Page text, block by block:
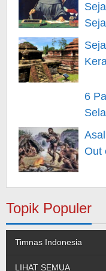
6
Out
Topik Populer
Timnas Indonesia
LIHAT SEMUA